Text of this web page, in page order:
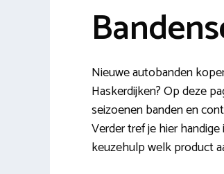
Nieuwe autobanden
Haskerdijken? Op deze
seizoenen banden en
Verder tref je hier
keuzehulp welk product